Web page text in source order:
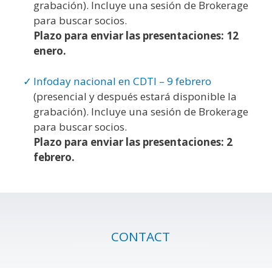
grabación). Incluye una sesión de Brokerage
para buscar socios.
Plazo para enviar las presentaciones: 12
enero.
Infoday nacional en CDTI – 9 febrero
(presencial y después estará disponible la
grabación). Incluye una sesión de Brokerage
para buscar socios.
Plazo para enviar las presentaciones: 2
febrero.
CONTACT